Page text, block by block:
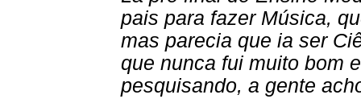
pais para fazer Música,
mas parecia que ia ser
que nunca fui muito bom
pesquisando, a gente